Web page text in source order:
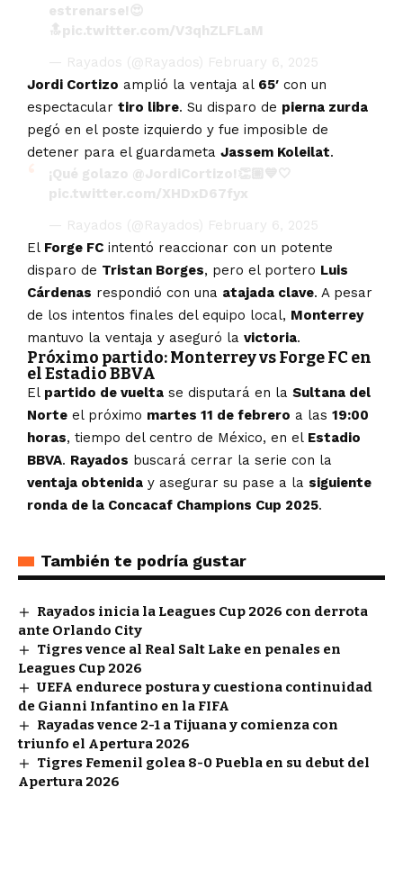
estrenarse!😍
🔝pic.twitter.com/V3qhZLFLaM
— Rayados (@Rayados) February 6, 2025
Jordi Cortizo amplió la ventaja al 65′ con un
espectacular tiro libre. Su disparo de pierna zurda
pegó en el poste izquierdo y fue imposible de
detener para el guardameta Jassem Koleilat.
¡Qué golazo @JordiCortizo!👏🏼💙🤍
pic.twitter.com/XHDxD67fyx
— Rayados (@Rayados) February 6, 2025
El Forge FC intentó reaccionar con un potente
disparo de Tristan Borges, pero el portero Luis
Cárdenas respondió con una atajada clave. A pesar
de los intentos finales del equipo local, Monterrey
mantuvo la ventaja y aseguró la victoria.
Próximo partido: Monterrey vs Forge FC en
el Estadio BBVA
El partido de vuelta se disputará en la Sultana del
Norte el próximo martes 11 de febrero a las 19:00
horas, tiempo del centro de México, en el Estadio
BBVA. Rayados buscará cerrar la serie con la
ventaja obtenida y asegurar su pase a la siguiente
ronda de la Concacaf Champions Cup 2025.
También te podría gustar
Rayados inicia la Leagues Cup 2026 con derrota
ante Orlando City
Tigres vence al Real Salt Lake en penales en
Leagues Cup 2026
UEFA endurece postura y cuestiona continuidad
de Gianni Infantino en la FIFA
Rayadas vence 2-1 a Tijuana y comienza con
triunfo el Apertura 2026
Tigres Femenil golea 8-0 Puebla en su debut del
Apertura 2026